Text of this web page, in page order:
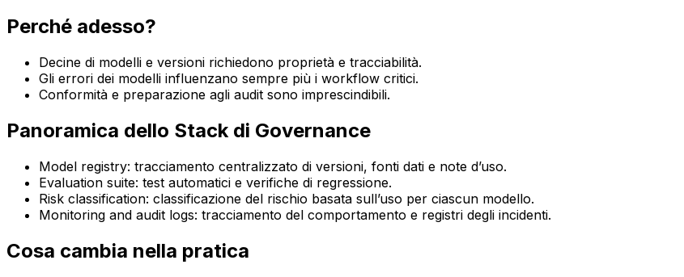
Perché adesso?
Decine di modelli e versioni richiedono proprietà e tracciabilità.
Gli errori dei modelli influenzano sempre più i workflow critici.
Conformità e preparazione agli audit sono imprescindibili.
Panoramica dello Stack di Governance
Model registry: tracciamento centralizzato di versioni, fonti dati e note d’uso.
Evaluation suite: test automatici e verifiche di regressione.
Risk classification: classificazione del rischio basata sull’uso per ciascun modello.
Monitoring and audit logs: tracciamento del comportamento e registri degli incidenti.
Cosa cambia nella pratica